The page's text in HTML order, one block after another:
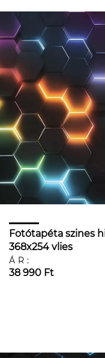
Fotótapéta szines
368x254 vlies
ÁR:
38 990 Ft